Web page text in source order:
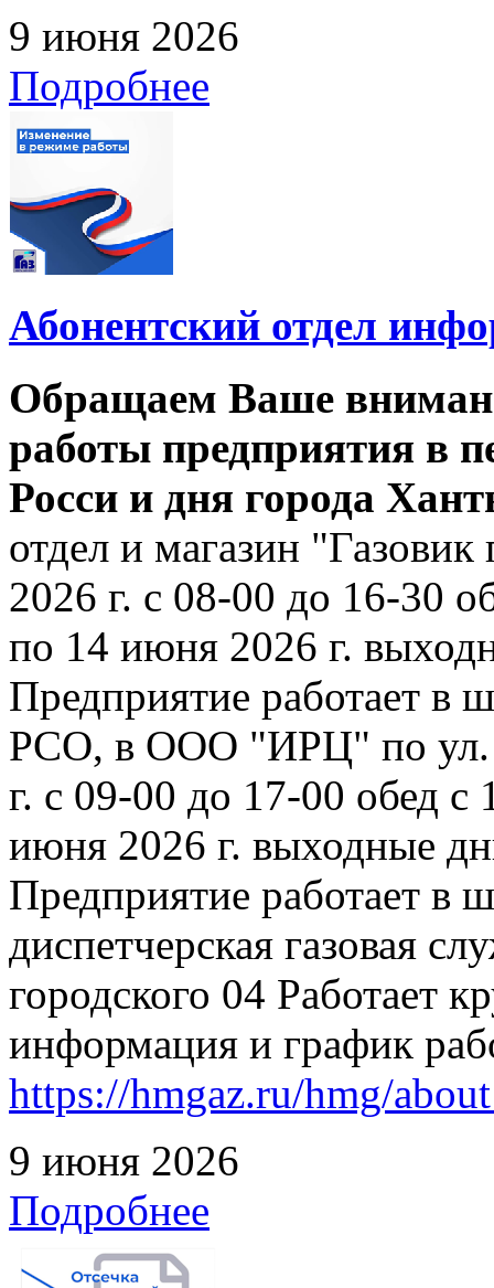
9 июня 2026
Подробнее
Абонентский отдел
Обращаем Ваше
работы предприятия в
Росси и дня города
отдел и магазин
2026 г. с 08-00 до 16-30
по 14 июня 2026 г.
Предприятие работает в
РСО, в ООО "ИРЦ" по ул.
г. с 09-00 до 17-00 обед
июня 2026 г. выходные
Предприятие работает в
диспетчерская газовая
городского 04 Работает
информация и график
https://hmgaz.ru/hmg/
9 июня 2026
Подробнее